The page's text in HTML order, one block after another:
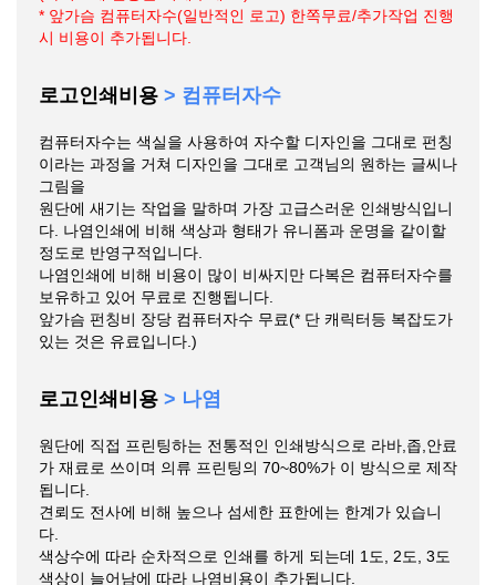
* 앞가슴 컴퓨터자수(일반적인 로고) 한쪽무료/추가작업 진행
시 비용이 추가됩니다.
로고인쇄비용 > 컴퓨터자수
컴퓨터자수는 색실을 사용하여 자수할 디자인을 그대로 펀칭
이라는 과정을 거쳐 디자인을 그대로 고객님의 원하는 글씨나
그림을
원단에 새기는 작업을 말하며 가장 고급스러운 인쇄방식입니
다. 나염인쇄에 비해 색상과 형태가 유니폼과 운명을 같이할
정도로 반영구적입니다.
나염인쇄에 비해 비용이 많이 비싸지만 다복은 컴퓨터자수를
보유하고 있어 무료로 진행됩니다.
앞가슴 펀칭비 장당 컴퓨터자수 무료(* 단 캐릭터등 복잡도가
있는 것은 유료입니다.)
로고인쇄비용 > 나염
원단에 직접 프린팅하는 전통적인 인쇄방식으로 라바,좁,안료
가 재료로 쓰이며 의류 프린팅의 70~80%가 이 방식으로 제작
됩니다.
견뢰도 전사에 비해 높으나 섬세한 표한에는 한계가 있습니
다.
색상수에 따라 순차적으로 인쇄를 하게 되는데 1도, 2도, 3도
색상이 늘어남에 따라 나염비용이 추가됩니다.